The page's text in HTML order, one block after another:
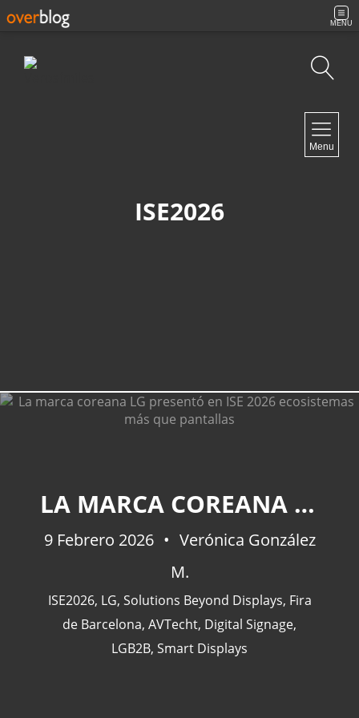
MENU
Menu
ISE2026
LA MARCA COREANA LG PRESENTÓ EN ISE 2026 ECOSISTEMAS MÁS QUE PANTALLAS
9 Febrero 2026
Verónica González
M.
ISE2026, LG, Solutions Beyond Displays, Fira
de Barcelona, AVTecht, Digital Signage,
LGB2B, Smart Displays
España
(77)
Barcelona(47)
Europa(47)
Venezuela(43)